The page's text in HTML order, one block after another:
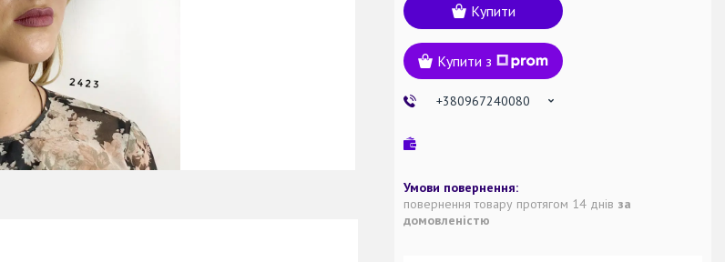
Купити
Купити з
+380967240080
повернення товару протягом 14 днів за
домовленістю